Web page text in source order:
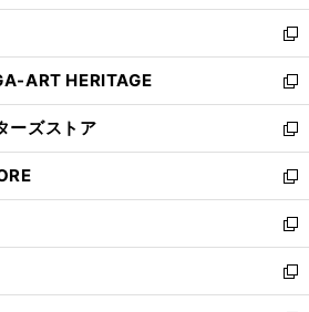
ウ
で
開
く
ン
ド
ウ
で
開
く
新
し
い
ウ
ィ
ン
ド
ウ
で
開
く
ART HERITAGE
新
し
い
ウ
ィ
ン
ド
ウ
で
開
ーズストア
新
し
い
ウ
ィ
ン
ド
ウ
新
し
い
ウ
ィ
ン
新
し
い
ウ
新
し